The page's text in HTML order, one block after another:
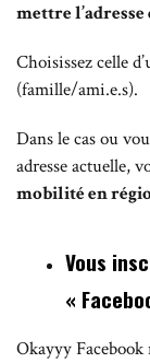
mettre l’adresse
Choisissez celle
(famille/ami.e.s).
Dans le cas ou
adresse actuelle,
mobilité en
Vous
«
Okayyy Facebook